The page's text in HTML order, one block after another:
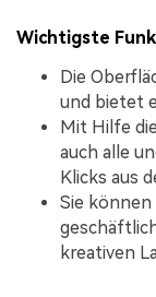
Wichtigste
Die
und bietet
Mit Hilfe
auch alle
Klicks aus
Sie können
kreativen